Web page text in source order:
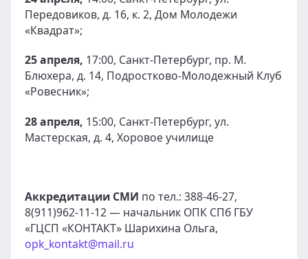
Передовиков, д. 16, к. 2, Дом Молодежи
«Квадрат»;
25 апреля, 17:00, Санкт-Петербург, пр. М.
Блюхера, д. 14, Подростково-Молодежный Клуб
«Ровесник»;
28 апреля, 15:00, Санкт-Петербург, ул.
Мастерская, д. 4, Хоровое училище
Аккредитации СМИ по тел.: 388-46-27,
8(911)962-11-12 — начальник ОПК СПб ГБУ
«ГЦСП «КОНТАКТ» Шарихина Ольга,
opk_kontakt@mail.ru